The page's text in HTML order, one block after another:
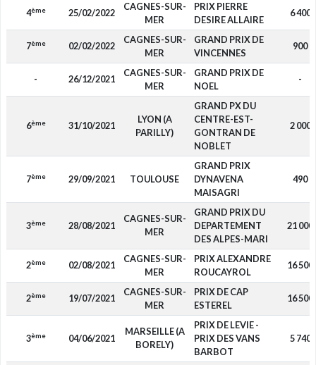
4ème 25/02/2022
CAGNES-SUR-
MER
PRIX PIERRE
DESIRE ALLAIRE
6 400
7ème 02/02/2022
CAGNES-SUR-
MER
GRAND PRIX DE
VINCENNES
900
- 26/12/2021
CAGNES-SUR-
MER
GRAND PRIX DE
NOEL
-
6ème 31/10/2021
LYON (A
PARILLY)
GRAND PX DU
CENTRE-EST-
GONTRAN DE
NOBLET
2 000
7ème 29/09/2021 TOULOUSE
GRAND PRIX
DYNAVENA
MAISAGRI
490
3ème 28/08/2021
CAGNES-SUR-
MER
GRAND PRIX DU
DEPARTEMENT
DES ALPES-MARI
21 000
2ème 02/08/2021
CAGNES-SUR-
MER
PRIX ALEXANDRE
ROUCAYROL
16 500
2ème 19/07/2021
CAGNES-SUR-
MER
PRIX DE CAP
ESTEREL
16 500
3ème 04/06/2021
MARSEILLE (A
BORELY)
PRIX DE LEVIE -
PRIX DES VANS
BARBOT
5 740